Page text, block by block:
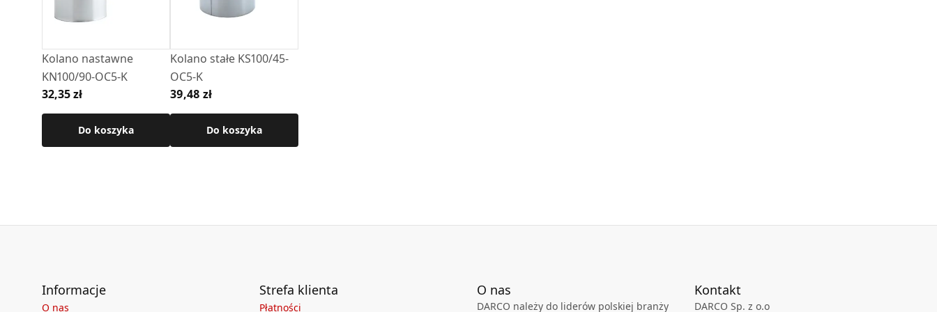
• materiał: blacha ocynkowana
• połączenie: nypel / kielich
Szczegółowe wymiary oraz pozostałe parametry techniczne produktu dostępne są w karcie
technicznej produktu.
Kolano nastawne
KN100/90-OC5-K
32,35 zł
Do koszyka
Kolano stałe KS100/45-
OC5-K
39,48 zł
Do koszyka
Informacje
O nas
Strefa klienta
Płatności
O nas
DARCO należy do liderów polskiej branży
Kontakt
DARCO Sp. z o.o